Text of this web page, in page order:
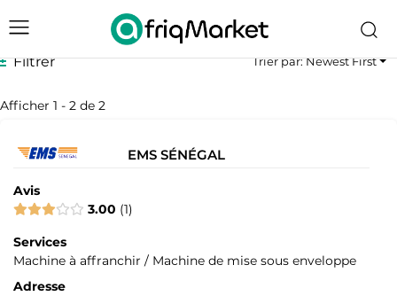
Filtrer
Afficher 1 - 2 de 2
Trier par: Newest First
EMS SÉNÉGAL
Avis
3.00 1
Services
Machine à affranchir / Machine de mise sous enveloppe
Adresse